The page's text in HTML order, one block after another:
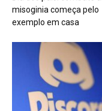
misoginia começa pelo
exemplo em casa